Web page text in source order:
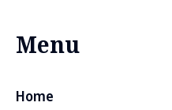
Menu
Home